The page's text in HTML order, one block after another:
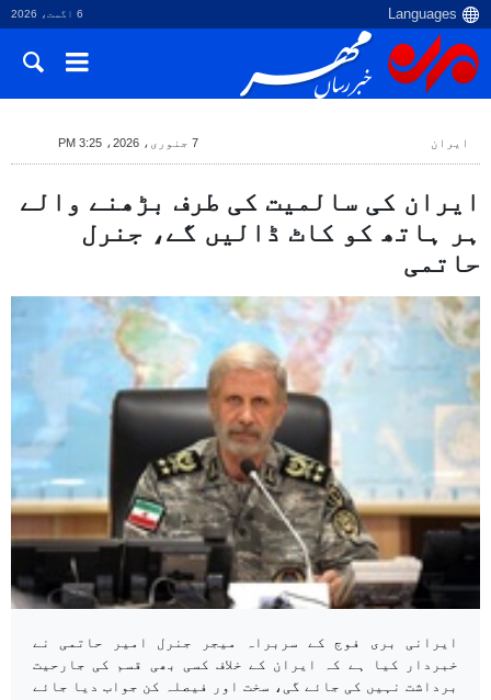
6 اگست، 2026
ایران 7 جنوری، 2026، 3:25 PM
ایران کی سالمیت کی طرف بڑھنے والے
ہر ہاتھ کو کاٹ ڈالیں گے، جنرل
حاتمی
ایرانی بری فوج کے سربراہ میجر جنرل امیر حاتمی نے
خبردار کیا ہے کہ ایران کے خلاف کسی بھی قسم کی جارحیت
برداشت نہیں کی جائے گی، سخت اور فیصلہ کن جواب دیا جائے